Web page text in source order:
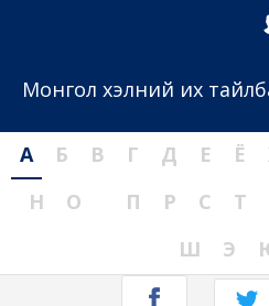
Монгол хэлний их
А Б В Г Д Е Ё
Н
О П Р С Т
Ш
Э